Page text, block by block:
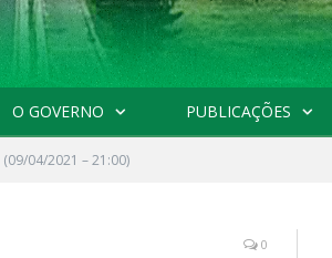
O GOVERNO PUBLICAÇÕES
04/2021 – 21:00)
0